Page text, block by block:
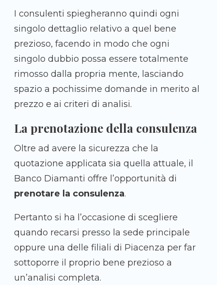
I consulenti spiegheranno quindi ogni
singolo dettaglio relativo a quel bene
prezioso, facendo in modo che ogni
singolo dubbio possa essere totalmente
rimosso dalla propria mente, lasciando
spazio a pochissime domande in merito al
prezzo e ai criteri di analisi.
La prenotazione della consulenza
Oltre ad avere la sicurezza che la
quotazione applicata sia quella attuale, il
Banco Diamanti offre l’opportunità di
prenotare la consulenza.
Pertanto si ha l’occasione di scegliere
quando recarsi presso la sede principale
oppure una delle filiali di Piacenza per far
sottoporre il proprio bene prezioso a
un’analisi completa.